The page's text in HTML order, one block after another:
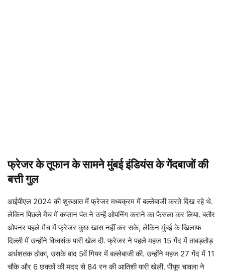
फ्रेजर के तूफान के सामने मुंबई इंडियंस के गेंदबाजों की
बत्ती गुल
आईपीएल 2024 की शुरुआत में फ्रेजर मध्यक्रम में बल्लेबाजी करते दिख रहे थे.
लेकिन पिछले मैच में कप्तान पंत ने उन्हें ओपनिंग कराने का फैसला कर लिया. बतौर
ओपनर पहले मैच में फ्रेजर कुछ खास नहीं कर सके, लेकिन मुंबई के खिलाफ
दिल्ली में उन्होंने विध्वसंक पारी खेल दी. फ्रेजर ने पहले महज 15 गेंद में ताबड़तोड़
अर्धशतक ठोका, उसके बाद 5वें गियर में बल्लेबाजी की. उन्होंने महज 27 गेंद में 11
चौके और 6 छक्कों की मदद से 84 रन की आतिशी पारी खेली. पीयूष चावला ने